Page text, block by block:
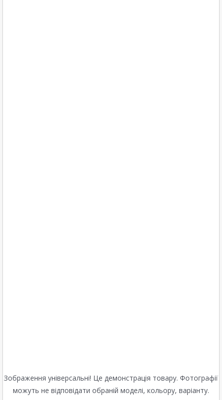
Зображення універсальні! Це демонстрація товару. Фотографії
можуть не відповідати обраній моделі, кольору, варіанту.